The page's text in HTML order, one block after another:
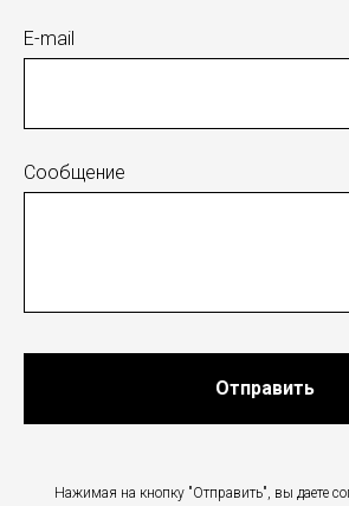
E-mail
Сообщение
Отправить
Нажимая на кнопку "Отправить", вы даете